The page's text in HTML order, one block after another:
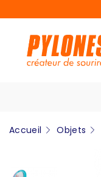
Accueil Objets